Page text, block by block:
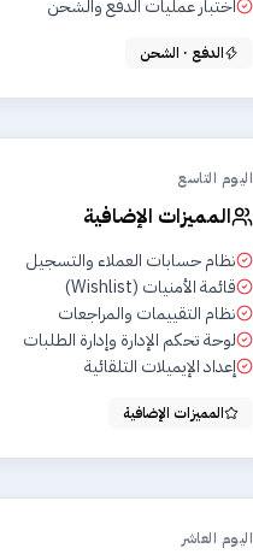
اختبار عمليات الدفع والشحن
الدفع · الشحن
اليوم التاسع
المميزات الإضافية
نظام حسابات العملاء والتسجيل
قائمة الأمنيات (Wishlist)
نظام التقييمات والمراجعات
لوحة تحكم الإدارة وإدارة الطلبات
إعداد الإيميلات التلقائية
المميزات الإضافية
اليوم العاشر